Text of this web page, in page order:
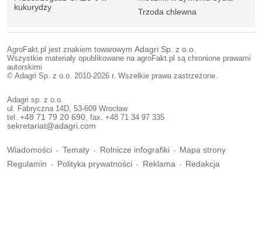
kukurydzy
Trzoda chlewna
AgroFakt.pl jest znakiem towarowym Adagri Sp. z o.o.
Wszystkie materiały opublikowane na agroFakt.pl są chronione prawami
autorskimi
© Adagri Sp. z o.o. 2010-2026 r. Wszelkie prawa zastrzeżone.
Adagri sp. z o.o.
ul. Fabryczna 14D, 53-609 Wrocław
tel. +48 71 79 20 690 , fax. +48 71 34 97 335
sekretariat@adagri.com
Wiadomości Tematy Rolnicze infografiki
Mapa strony
Regulamin
Polityka prywatności Reklama Redakcja